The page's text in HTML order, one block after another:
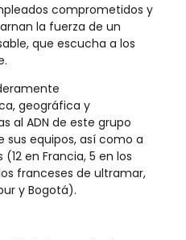
comprometidos y
la fuerza de un
que escucha a los
geográfica y
al ADN de este grupo
sus equipos, así como a
en Francia, 5 en los
franceses de ultramar,
y Bogotá).